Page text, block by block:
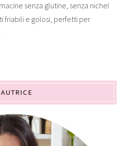
senza glutine, senza nichel
friabili e golosi, perfetti per